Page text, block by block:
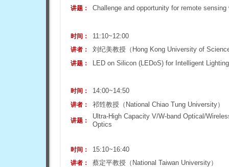
讲题： Challenge and opportunity for remote
时间： 11:10~12:00
讲者： 刘纪美教授（ Hong Kong University of
讲题： LED on Silicon (LEDoS) for Intelligent
时间： 14:00~14:50
讲者： 祁甡教授（National Chiao Tung University）
讲题：
Ultra-High Capacity V/W-band Optical/
Optics
时间： 15:10~16:40
讲者： 蔡定平教授（ National Taiwan University）